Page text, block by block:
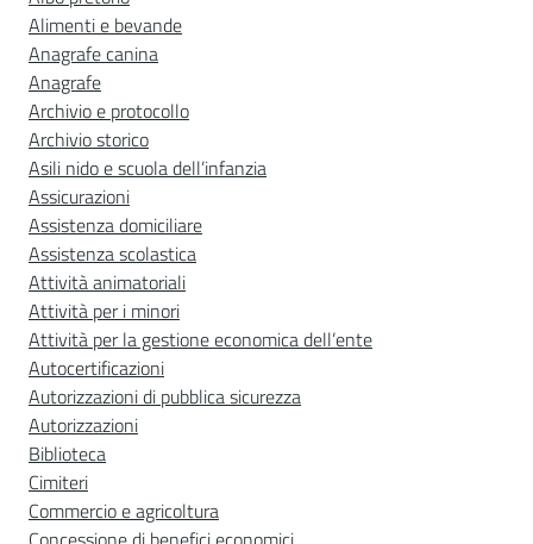
Alimenti e bevande
Anagrafe canina
Anagrafe
Archivio e protocollo
Archivio storico
Asili nido e scuola dell’infanzia
Assicurazioni
Assistenza domiciliare
Assistenza scolastica
Attività animatoriali
Attività per i minori
Attività per la gestione economica dell’ente
Autocertificazioni
Autorizzazioni di pubblica sicurezza
Autorizzazioni
Biblioteca
Cimiteri
Commercio e agricoltura